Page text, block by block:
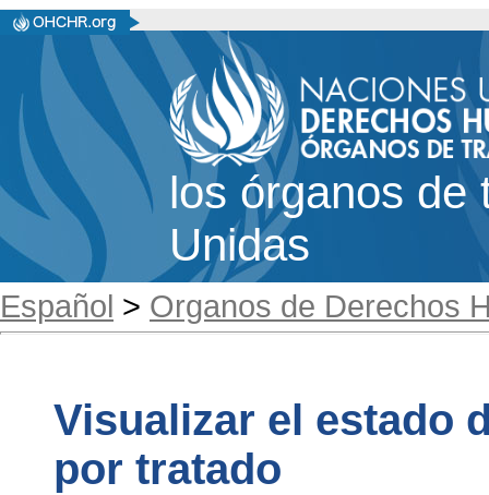
los órganos de
Unidas
Español > Organos de Derechos
Visualizar el estado
por tratado